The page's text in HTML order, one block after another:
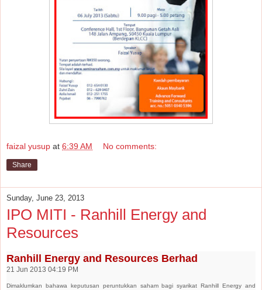
faizal yusup at 6:39 AM No comments:
Share
Sunday, June 23, 2013
IPO MITI - Ranhill Energy and
Resources
Ranhill Energy and Resources Berhad
21 Jun 2013 04:19 PM
Dimaklumkan bahawa keputusan peruntukkan saham bagi syarikat Ranhill Energy and